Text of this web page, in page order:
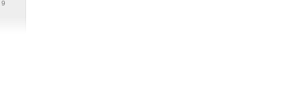
9